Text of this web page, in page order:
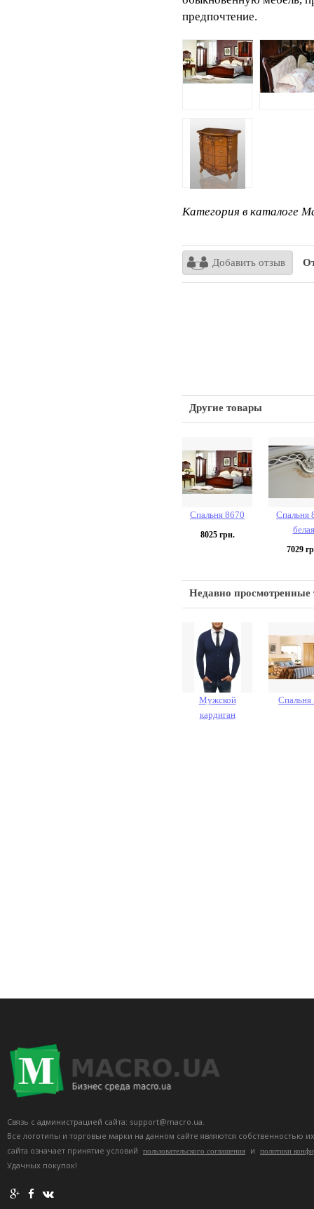
предпочтение.
Категория в каталоге
Добавить отзыв
Другие товары
Спальня 8670
8025грн.
Спальня
белая
7029
Недавно просмотренные
Мужской
кардиган
Спальня
Связь с администрацией сайта: support@macro.ua.
Все логотипы и торговые марки на данном сайте являются собственностью
сайта означает принятие условий
пользовательского соглашения и политики
Удачных покупок!